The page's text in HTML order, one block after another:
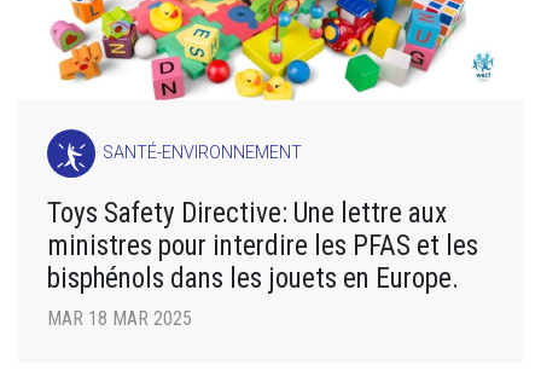
SANTÉ-ENVIRONNEMENT
Toys Safety Directive: Une lettre aux
ministres pour interdire les PFAS et les
bisphénols dans les jouets en Europe.
MAR 18 MAR 2025